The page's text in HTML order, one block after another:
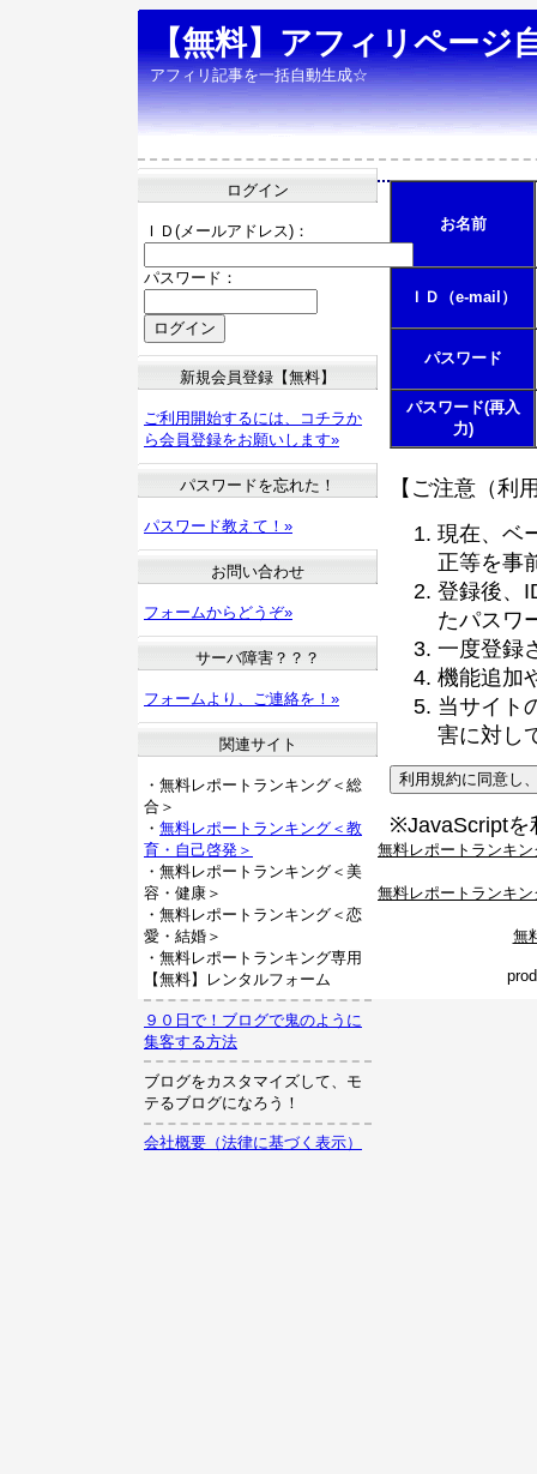
【無料】アフィリページ
アフィリ記事を一括自動生成☆
お名前
ＩＤ（e-mail）
パスワード
パスワード(再入
力)
【ご注意（利
現在、ベ
正等を事
登録後、
たパスワ
一度登録
機能追加
当サイト
害に対し
※JavaScriptを
ログイン
ＩＤ(メールアドレス)：
パスワード：
新規会員登録【無料】
ご利用開始するには、コチラか
ら会員登録をお願いします»
パスワードを忘れた！
パスワード教えて！»
お問い合わせ
フォームからどうぞ»
サーバ障害？？？
フォームより、ご連絡を！»
関連サイト
・無料レポートランキング＜総
合＞
・ 無料レポートランキング＜教
育・自己啓発＞
・無料レポートランキング＜美
容・健康＞
・無料レポートランキング＜恋
愛・結婚＞
・無料レポートランキング専用
【無料】レンタルフォーム
９０日で！ブログで鬼のように
集客する方法
ブログをカスタマイズして、モ
テるブログになろう！
会社概要（法律に基づく表示）
無料レポートランキ
無料レポートランキ
無